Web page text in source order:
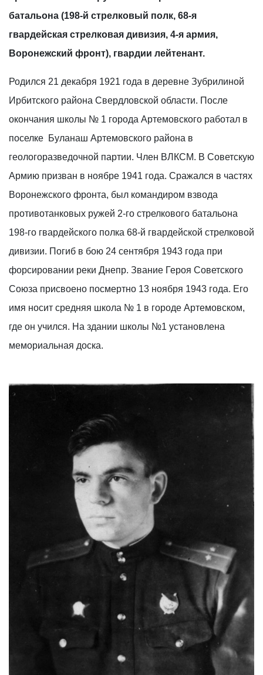
батальона (198-й стрелковый полк, 68-я
гвардейская стрелковая дивизия, 4-я армия,
Воронежский фронт), гвардии лейтенант.
Родился 21 декабря 1921 года в деревне Зубрилиной
Ирбитского района Свердловской области. После
окончания школы № 1 города Артемовского работал в
поселке Буланаш Артемовского района в
геологоразведочной партии. Член ВЛКСМ. В Советскую
Армию призван в ноябре 1941 года. Сражался в частях
Воронежского фронта, был командиром взвода
противотанковых ружей 2-го стрелкового батальона
198-го гвардейского полка 68-й гвардейской стрелковой
дивизии. Погиб в бою 24 сентября 1943 года при
форсировании реки Днепр. Звание Героя Советского
Союза присвоено посмертно 13 ноября 1943 года. Его
имя носит средняя школа № 1 в городе Артемовском,
где он учился. На здании школы №1 установлена
мемориальная доска.